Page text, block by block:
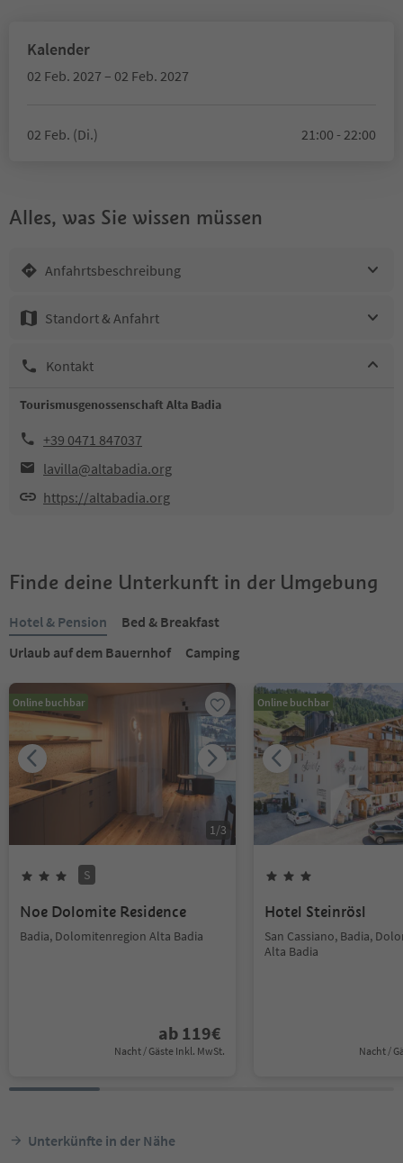
Kalender
02 Feb. 2027 – 02 Feb. 2027
02 Feb. (Di.) 21:00 - 22:00
Alles, was Sie wissen müssen
Anfahrtsbeschreibung
Standort & Anfahrt
Kontakt
Tourismusgenossenschaft Alta Badia
+39 0471 847037
lavilla@altabadia.org
https://altabadia.org
Finde deine Unterkunft in der Umgebung
Hotel & Pension
Bed & Breakfast
Urlaub auf dem Bauernhof
Camping
Online buchbar
1/3
S
Noe Dolomite Residence
Badia, Dolomitenregion Alta Badia
ab 119€
Nacht / Gäste Inkl. MwSt.
Online buchbar
Hotel Steinrösl
San Cassiano, Badia,
Alta Badia
Nacht /
Unterkünfte in der Nähe